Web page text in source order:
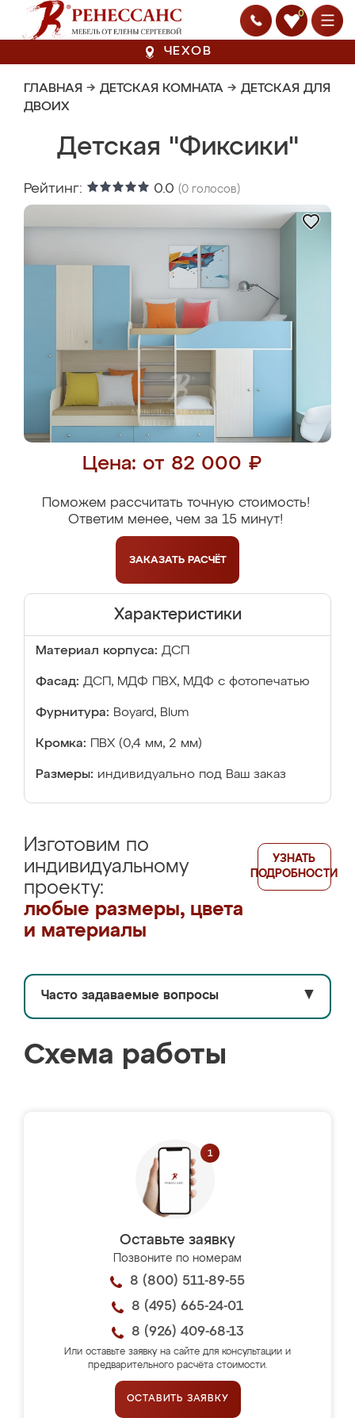
0
ЧЕХОВ
ГЛАВНАЯ → ДЕТСКАЯ КОМНАТА → ДЕТСКАЯ ДЛЯ
ДВОИХ
Детская "Фиксики"
Рейтинг: 0.0 (0 голосов)
Цена: от 82 000 ₽
Поможем рассчитать точную стоимость!
Ответим менее, чем за 15 минут!
ЗАКАЗАТЬ РАСЧЁТ
Характеристики
Материал корпуса: ДСП
Фасад: ДСП, МДФ ПВХ, МДФ с фотопечатью
Фурнитура: Boyard, Blum
Кромка: ПВХ (0,4 мм, 2 мм)
Размеры: индивидуально под Ваш заказ
Изготовим по
индивидуальному
проекту:
любые размеры, цвета
и материалы
УЗНАТЬ
ПОДРОБНОСТИ
Часто задаваемые вопросы ▼
Схема работы
Оставьте заявку
Позвоните по номерам
8 (800) 511-89-55
8 (495) 665-24-01
8 (926) 409-68-13
Или оставьте заявку на сайте для консультации и
предварительного расчёта стоимости.
ОСТАВИТЬ ЗАЯВКУ